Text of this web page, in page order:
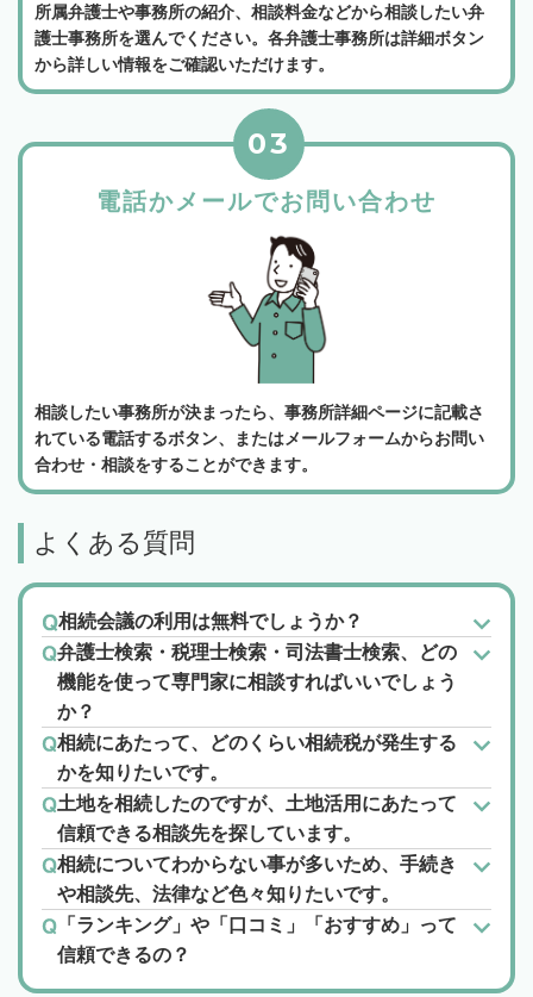
所属弁護士や事務所の紹介、相談料金などから相談したい弁
護士事務所を選んでください。各弁護士事務所は詳細ボタン
から詳しい情報をご確認いただけます。
電話かメールでお問い合わせ
03
相談したい事務所が決まったら、事務所詳細ページに記載さ
れている電話するボタン、またはメールフォームからお問い
合わせ・相談をすることができます。
よくある質問
相続会議の利用は無料でしょうか？
弁護士検索・税理士検索・司法書士検索、どの
機能を使って専門家に相談すればいいでしょう
か？
相続にあたって、どのくらい相続税が発生する
かを知りたいです。
土地を相続したのですが、土地活用にあたって
信頼できる相談先を探しています。
相続についてわからない事が多いため、手続き
や相談先、法律など色々知りたいです。
「ランキング」や「口コミ」「おすすめ」って
信頼できるの？